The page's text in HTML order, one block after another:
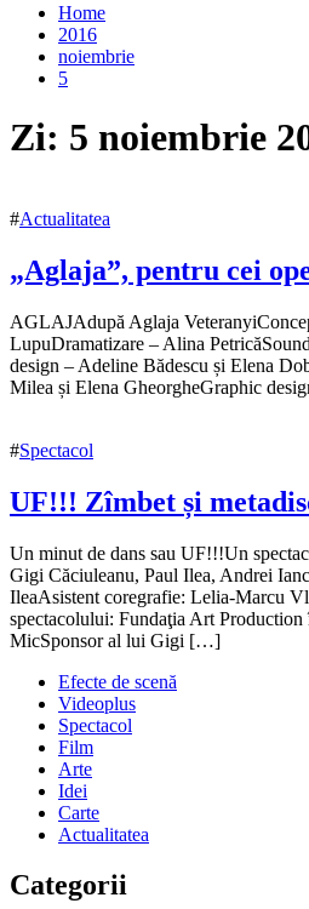
Home
2016
noiembrie
5
Zi: 5 noiembrie
#Actualitatea
„Aglaja”, pentru cei
5
noiembrie
201615
februarie
AGLAJAdupă Aglaja
LupuDramatizare – Alina
design – Adeline Bădescu și Elena
Milea și Elena GheorgheGraphic
#Spectacol
UF!!! Zîmbet și
5
noiembrie
20165
noiembrie
2016
Un minut de dans sau UF!!!Un
Gigi Căciuleanu, Paul Ilea, Andrei
IleaAsistent coregrafie: Lelia-Marcu
spectacolului: Fundaţia Art Production
MicSponsor al lui Gigi […]
Efecte de scenă
Videoplus
Spectacol
Film
Arte
Idei
Carte
Actualitatea
Categorii